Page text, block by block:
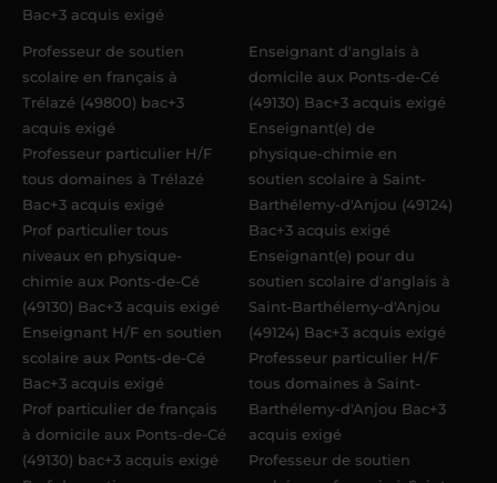
Bac+3 acquis exigé
Professeur de soutien
scolaire en français à
Trélazé (49800) bac+3
acquis exigé
Professeur particulier H/F
tous domaines à Trélazé
Bac+3 acquis exigé
Prof particulier tous
niveaux en physique-
chimie aux Ponts-de-Cé
(49130) Bac+3 acquis exigé
Enseignant H/F en soutien
scolaire aux Ponts-de-Cé
Bac+3 acquis exigé
Prof particulier de français
à domicile aux Ponts-de-Cé
(49130) bac+3 acquis exigé
Enseignant d'anglais à
domicile aux Ponts-de-Cé
(49130) Bac+3 acquis exigé
Enseignant(e) de
physique-chimie en
soutien scolaire à Saint-
Barthélemy-d'Anjou (49124)
Bac+3 acquis exigé
Enseignant(e) pour du
soutien scolaire d'anglais à
Saint-Barthélemy-d'Anjou
(49124) Bac+3 acquis exigé
Professeur particulier H/F
tous domaines à Saint-
Barthélemy-d'Anjou Bac+3
acquis exigé
Professeur de soutien